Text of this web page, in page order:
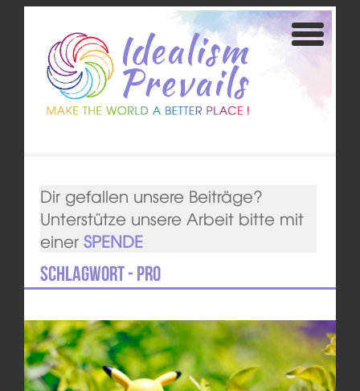
Dir gefallen unsere Beiträge?
Unterstütze unsere Arbeit bitte mit
einer SPENDE
Schlagwort - Pro